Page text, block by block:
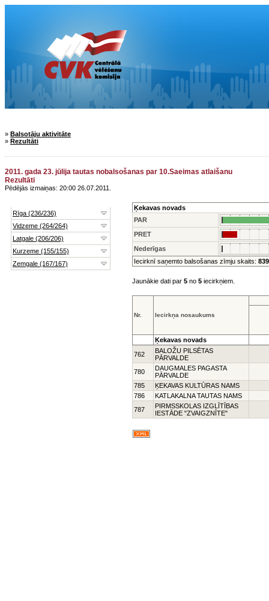
» Balsotāju aktivitāte
» Rezultāti
2011. gada 23. jūlija tautas nobalsošanas par 10.Saeimas atlaišanu
Rezultāti
Pēdējās izmaiņas: 20:00 26.07.2011.
Ķekavas novads
PAR
PRET
Nederīgas
Iecirknī saņemto balsošanas zīmju skaits:
Jaunākie dati par 5 no 5 iecirkņiem.
Nr. Iecirkņa nosaukums
Ķekavas novads
762
BALOŽU PILSĒTAS
PĀRVALDE
780
DAUGMALES PAGASTA
PĀRVALDE
785
ĶEKAVAS KULTŪRAS NAMS
786
KATLAKALNA TAUTAS NAMS
787
PIRMSSKOLAS IZGLĪTĪBAS
IESTĀDE "ZVAIGZNĪTE"